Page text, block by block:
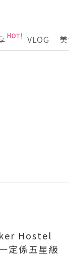
VLOG
Hostel
係五星級